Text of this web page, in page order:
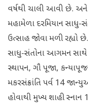
વર્ષથી ચાલી આવી છે.
મહામેળા દરમિયાન સાધુ-
ઉત્સાહ જોવા મળી રહ્યો
સાધુ-સંતોના આગમન સાથે
સ્થાપન, ગૌ પૂજા,
મકરસંક્રાંતિ પર્વ 14
હોવાથી મુખ્ય શાહી